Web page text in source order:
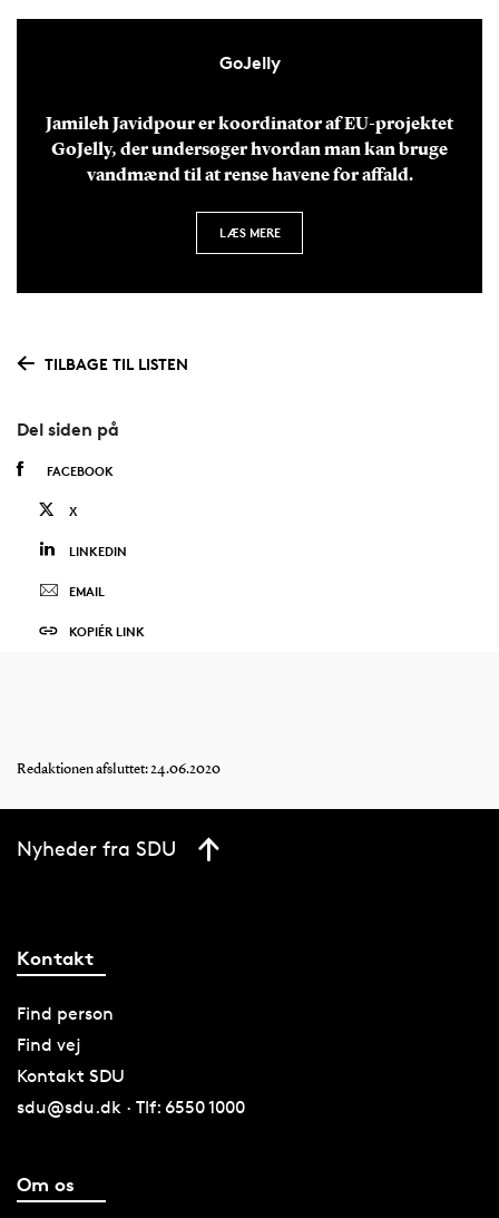
GoJelly
Jamileh Javidpour er koordinator af EU-projektet
GoJelly, der undersøger hvordan man kan bruge
vandmænd til at rense havene for affald.
LÆS MERE
TILBAGE TIL LISTEN
Del siden på
FACEBOOK
X
LINKEDIN
EMAIL
KOPIÉR LINK
Redaktionen afsluttet: 24.06.2020
Nyheder fra SDU
Kontakt
Find person
Find vej
Kontakt SDU
sdu@sdu.dk · Tlf: 6550 1000
Om os